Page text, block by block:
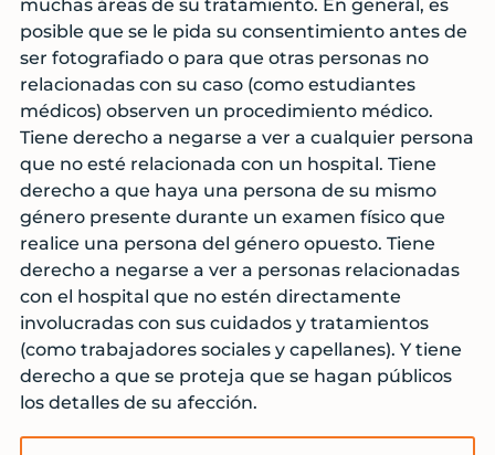
muchas áreas de su tratamiento. En general, es
posible que se le pida su consentimiento antes de
ser fotografiado o para que otras personas no
relacionadas con su caso (como estudiantes
médicos) observen un procedimiento médico.
Tiene derecho a negarse a ver a cualquier persona
que no esté relacionada con un hospital. Tiene
derecho a que haya una persona de su mismo
género presente durante un examen físico que
realice una persona del género opuesto. Tiene
derecho a negarse a ver a personas relacionadas
con el hospital que no estén directamente
involucradas con sus cuidados y tratamientos
(como trabajadores sociales y capellanes). Y tiene
derecho a que se proteja que se hagan públicos
los detalles de su afección.